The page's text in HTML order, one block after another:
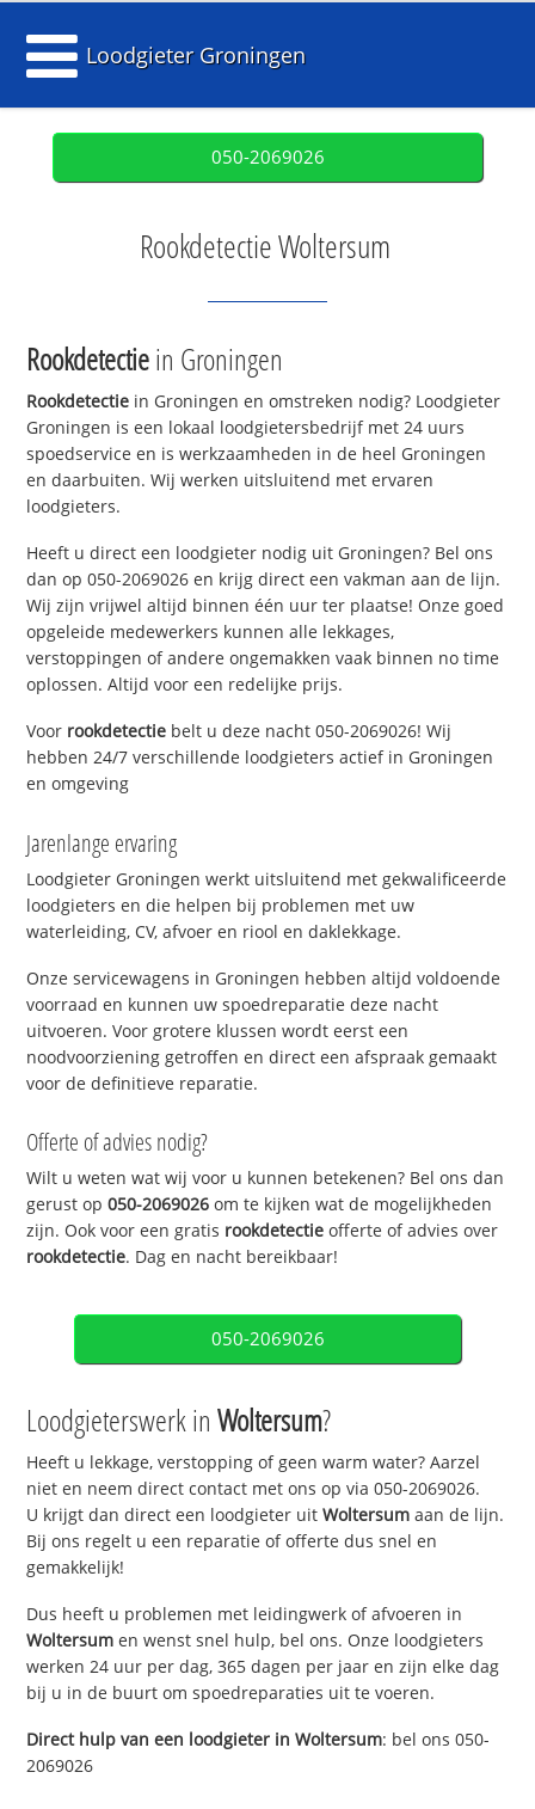
Loodgieter Groningen
050-2069026
Rookdetectie Woltersum
Rookdetectiein Groningen
Rookdetectie in Groningen en omstreken nodig? Loodgieter
Groningen is een lokaal loodgietersbedrijf met 24 uurs
spoedservice en is werkzaamheden in de heel Groningen
en daarbuiten. Wij werken uitsluitend met ervaren
loodgieters.
Heeft u direct een loodgieter nodig uit Groningen? Bel ons
dan op 050-2069026 en krijg direct een vakman aan de lijn.
Wij zijn vrijwel altijd binnen één uur ter plaatse! Onze goed
opgeleide medewerkers kunnen alle lekkages,
verstoppingen of andere ongemakken vaak binnen no time
oplossen. Altijd voor een redelijke prijs.
Voor rookdetectie belt u deze nacht 050-2069026! Wij
hebben 24/7 verschillende loodgieters actief in Groningen
en omgeving
Jarenlange ervaring
Loodgieter Groningen werkt uitsluitend met gekwalificeerde
loodgieters en die helpen bij problemen met uw
waterleiding, CV, afvoer en riool en daklekkage.
Onze servicewagens in Groningen hebben altijd voldoende
voorraad en kunnen uw spoedreparatie deze nacht
uitvoeren. Voor grotere klussen wordt eerst een
noodvoorziening getroffen en direct een afspraak gemaakt
voor de definitieve reparatie.
Offerte of advies nodig?
Wilt u weten wat wij voor u kunnen betekenen? Bel ons dan
gerust op050-2069026 om te kijken wat de mogelijkheden
zijn. Ook voor een gratis rookdetectie offerte of advies over
rookdetectie. Dag en nacht bereikbaar!
050-2069026
Loodgieterswerk inWoltersum?
Heeft u lekkage, verstopping of geen warm water? Aarzel
niet en neem direct contact met ons op via 050-2069026.
U krijgt dan direct een loodgieter uitWoltersum aan de lijn.
Bij ons regelt u een reparatie of offerte dus snel en
gemakkelijk!
Dus heeft u problemen met leidingwerk of afvoeren in
Woltersum en wenst snel hulp, bel ons. Onze loodgieters
werken 24 uur per dag, 365 dagen per jaar en zijn elke dag
bij u in de buurt om spoedreparaties uit te voeren.
Direct hulp van een loodgieter inWoltersum: bel ons 050-
2069026